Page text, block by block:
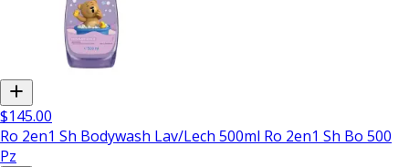
$145.00
Ro 2en1 Sh Bodywash Lav/Lech 500ml Ro 2en1 Sh Bo 500
Pz